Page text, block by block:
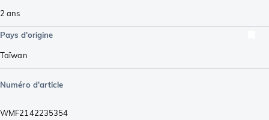
2 ans
Pays d'origine
Taïwan
Numéro d'article
WMF2142235354